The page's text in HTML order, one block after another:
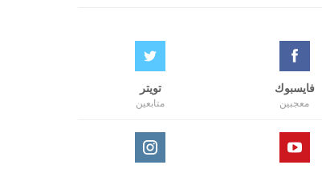
فايسبوك
معجبين
تويتر
متابعين